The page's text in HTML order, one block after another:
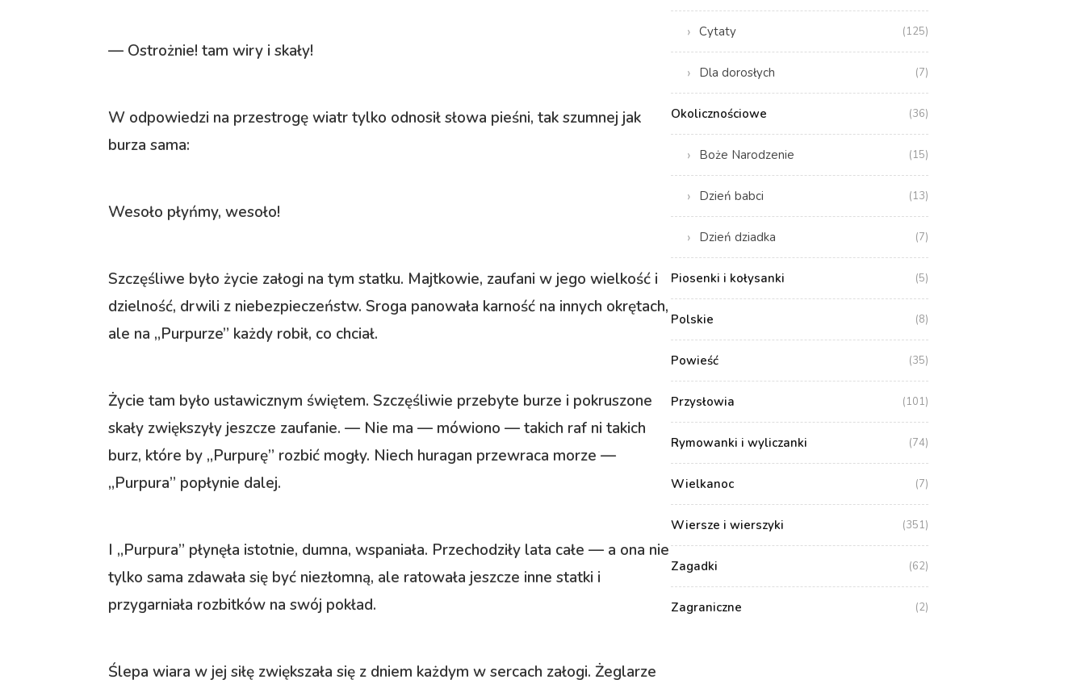
— Ostrożnie! tam wiry i skały!
W odpowiedzi na przestrogę wiatr tylko odnosił słowa pieśni, tak szumnej jak
burza sama:
Wesoło płyńmy, wesoło!
Szczęśliwe było życie załogi na tym statku. Majtkowie, zaufani w jego wielkość i
dzielność, drwili z niebezpieczeństw. Sroga panowała karność na innych okrętach,
ale na „Purpurze” każdy robił, co chciał.
Życie tam było ustawicznym świętem. Szczęśliwie przebyte burze i pokruszone
skały zwiększyły jeszcze zaufanie. — Nie ma — mówiono — takich raf ni takich
burz, które by „Purpurę” rozbić mogły. Niech huragan przewraca morze —
„Purpura” popłynie dalej.
I „Purpura” płynęła istotnie, dumna, wspaniała. Przechodziły lata całe — a ona nie
tylko sama zdawała się być niezłomną, ale ratowała jeszcze inne statki i
przygarniała rozbitków na swój pokład.
Ślepa wiara w jej siłę zwiększała się z dniem każdym w sercach załogi. Żeglarze
Cytaty (125)
Dla dorosłych (7)
Okolicznościowe (36)
Boże Narodzenie (15)
Dzień babci (13)
Dzień dziadka (7)
Piosenki i kołysanki (5)
Polskie (8)
Powieść (35)
Przysłowia (101)
Rymowanki i wyliczanki (74)
Wielkanoc (7)
Wiersze i wierszyki (351)
Zagadki (62)
Zagraniczne (2)